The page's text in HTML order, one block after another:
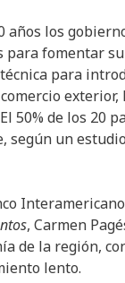
los
fomentar
para
50% de los 20
según un
, Carmen
de la región,
lento.